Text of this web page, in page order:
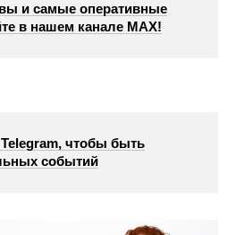
и самые оперативные
в нашем канале МАХ!
чтобы быть
событий